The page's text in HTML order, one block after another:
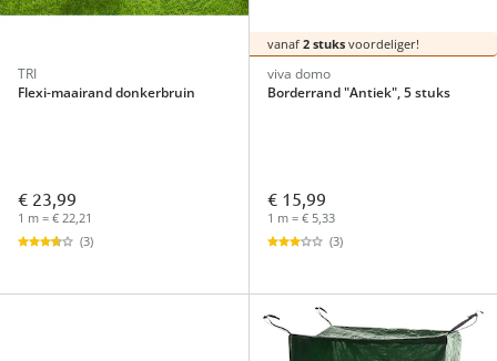
TRI
Flexi-maairand donkerbruin
€ 23,99
1 m = € 22,21
(3)
vanaf 2 stuksvoordeliger!
viva domo
Borderrand "Antiek", 5 stuks
€ 15,99
1 m = € 5,33
(3)